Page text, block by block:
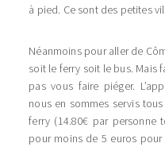
à pied. Ce sont des petites
Néanmoins pour aller de
soit le ferry soit le bus. Mais
pas vous faire piéger.
nous en sommes servis
ferry (14.80€ par
pour moins de 5 euros